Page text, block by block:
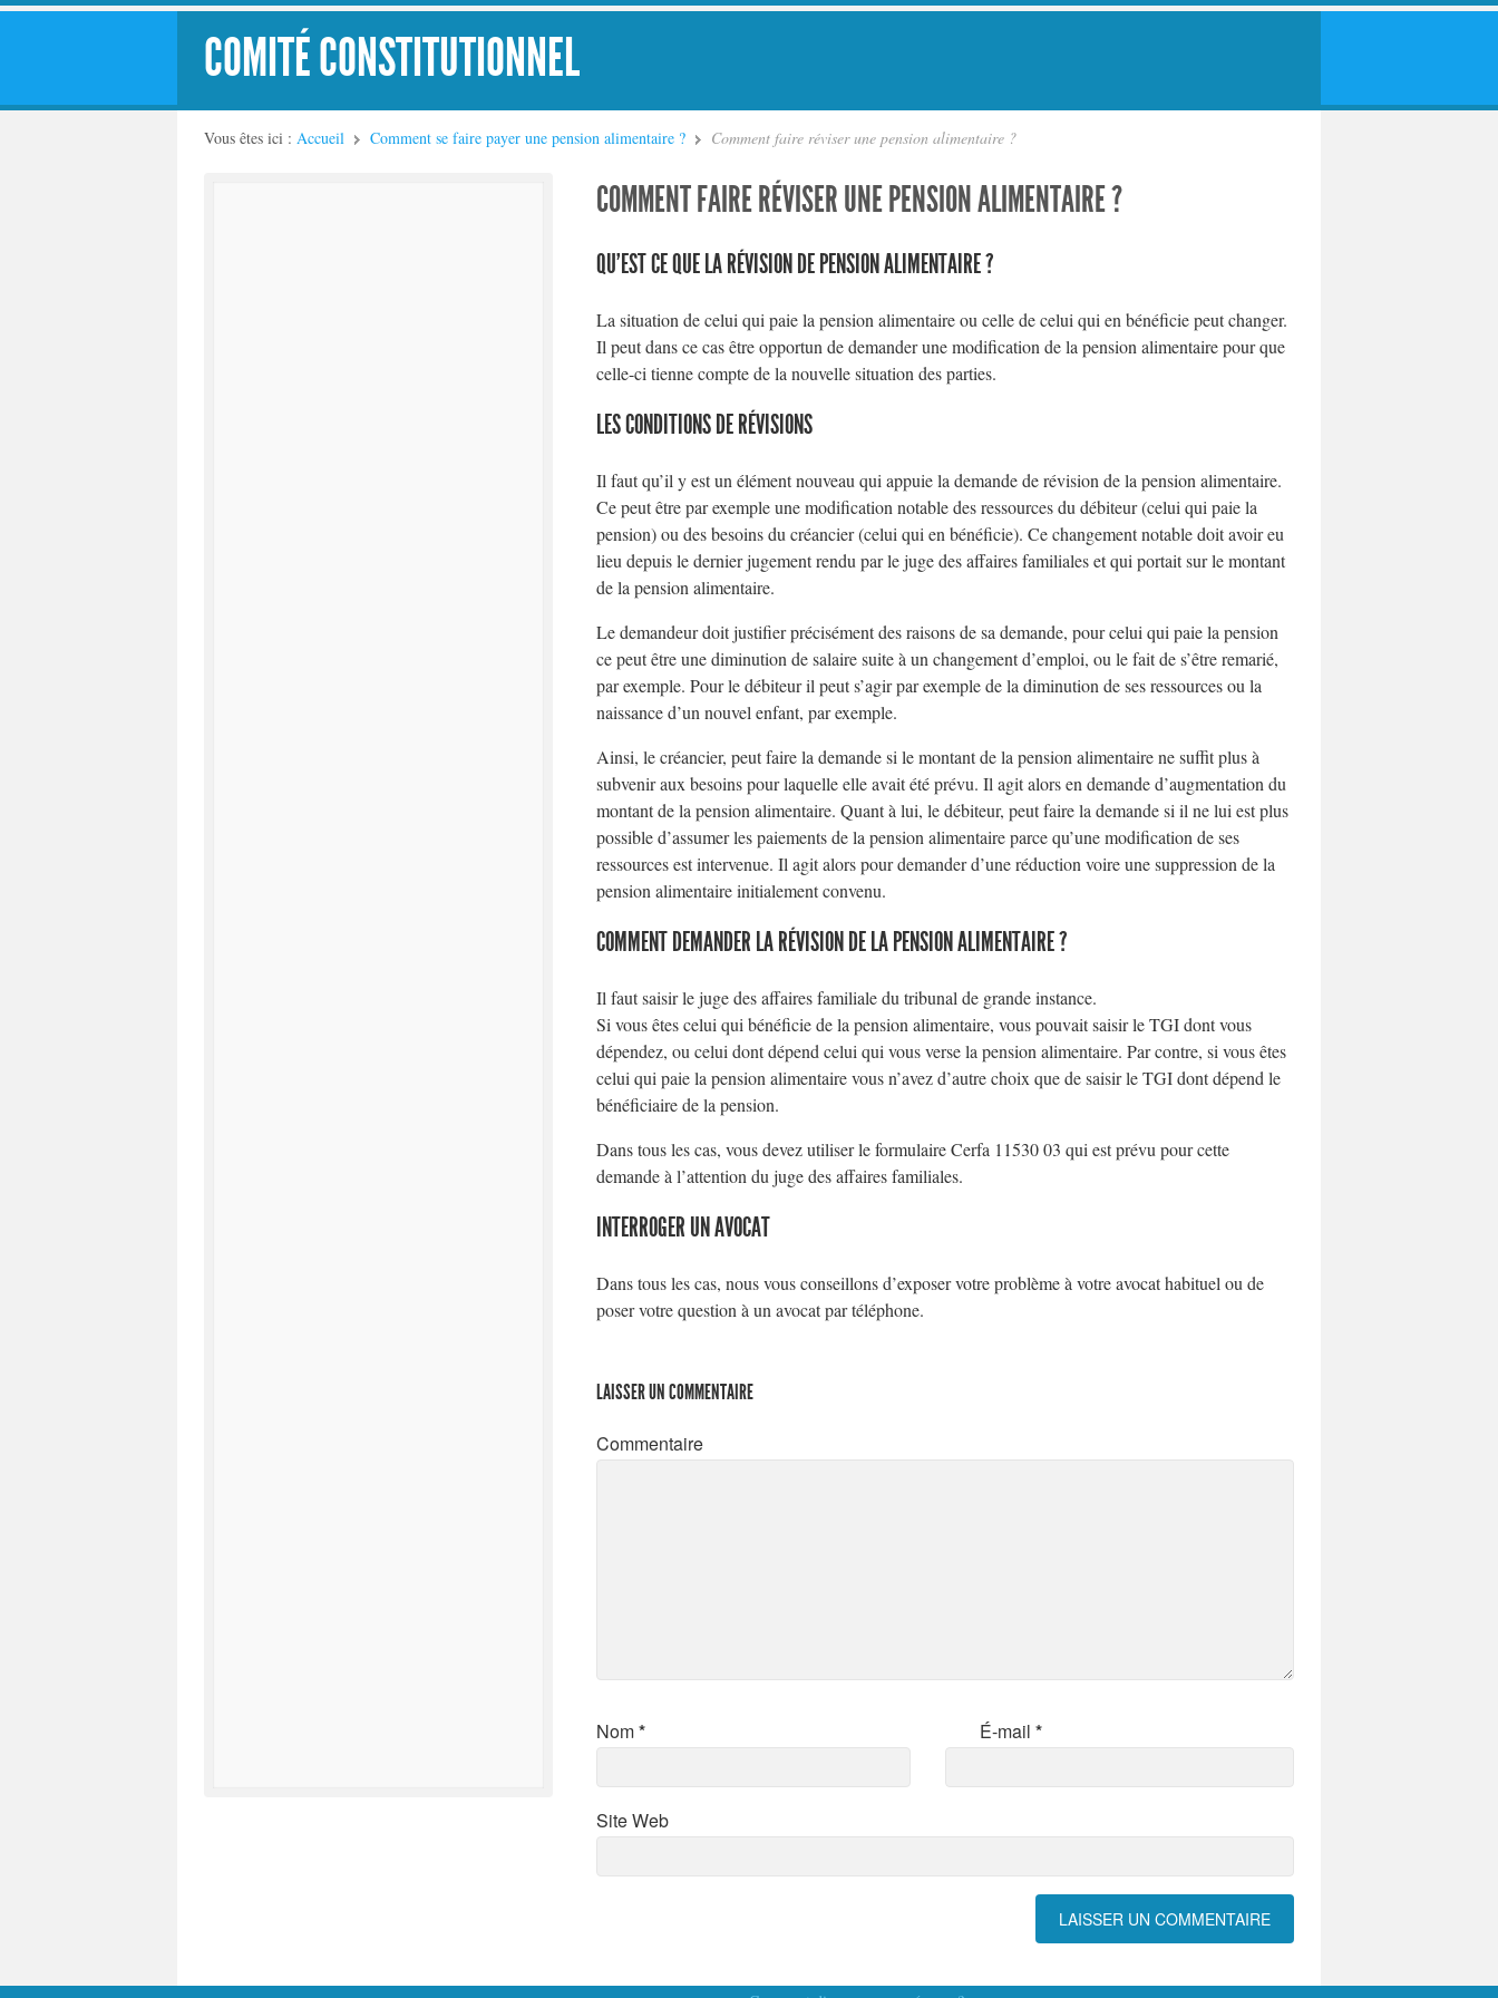
COMITÉ CONSTITUTIONNEL
Vous êtes ici : Accueil Comment se faire payer une pension alimentaire ? Comment faire réviser une pension alimentaire ?
COMMENT FAIRE RÉVISER UNE PENSION ALIMENTAIRE ?
QU’EST CE QUE LA RÉVISION DE PENSION ALIMENTAIRE ?
La situation de celui qui paie la pension alimentaire ou celle de celui qui en bénéficie peut changer.
Il peut dans ce cas être opportun de demander une modification de la pension alimentaire pour que
celle-ci tienne compte de la nouvelle situation des parties.
LES CONDITIONS DE RÉVISIONS
Il faut qu’il y est un élément nouveau qui appuie la demande de révision de la pension alimentaire.
Ce peut être par exemple une modification notable des ressources du débiteur (celui qui paie la
pension) ou des besoins du créancier (celui qui en bénéficie). Ce changement notable doit avoir eu
lieu depuis le dernier jugement rendu par le juge des affaires familiales et qui portait sur le montant
de la pension alimentaire.
Le demandeur doit justifier précisément des raisons de sa demande, pour celui qui paie la pension
ce peut être une diminution de salaire suite à un changement d’emploi, ou le fait de s’être remarié,
par exemple. Pour le débiteur il peut s’agir par exemple de la diminution de ses ressources ou la
naissance d’un nouvel enfant, par exemple.
Ainsi, le créancier, peut faire la demande si le montant de la pension alimentaire ne suffit plus à
subvenir aux besoins pour laquelle elle avait été prévu. Il agit alors en demande d’augmentation du
montant de la pension alimentaire. Quant à lui, le débiteur, peut faire la demande si il ne lui est plus
possible d’assumer les paiements de la pension alimentaire parce qu’une modification de ses
ressources est intervenue. Il agit alors pour demander d’une réduction voire une suppression de la
pension alimentaire initialement convenu.
COMMENT DEMANDER LA RÉVISION DE LA PENSION ALIMENTAIRE ?
Il faut saisir le juge des affaires familiale du tribunal de grande instance.
Si vous êtes celui qui bénéficie de la pension alimentaire, vous pouvait saisir le TGI dont vous
dépendez, ou celui dont dépend celui qui vous verse la pension alimentaire. Par contre, si vous êtes
celui qui paie la pension alimentaire vous n’avez d’autre choix que de saisir le TGI dont dépend le
bénéficiaire de la pension.
Dans tous les cas, vous devez utiliser le formulaire Cerfa 11530 03 qui est prévu pour cette
demande à l’attention du juge des affaires familiales.
INTERROGER UN AVOCAT
Dans tous les cas, nous vous conseillons d’exposer votre problème à votre avocat habituel ou de
poser votre question à un avocat par téléphone.
LAISSER UN COMMENTAIRE
Commentaire
Nom* É-mail*
Site Web